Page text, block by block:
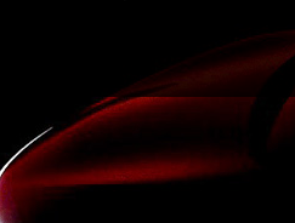
Семейство УАЗ СГР
официально переименовано в
Буханку